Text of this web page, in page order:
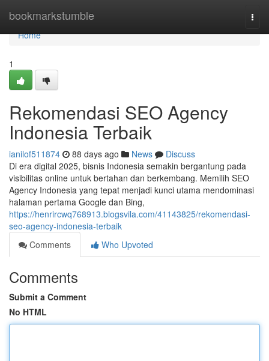
bookmarkstumble
Home
Home
1
Rekomendasi SEO Agency
Indonesia Terbaik
ianilof511874 88 days ago News
Discuss
Di era digital 2025, bisnis Indonesia semakin bergantung pada
visibilitas online untuk bertahan dan berkembang. Memilih SEO
Agency Indonesia yang tepat menjadi kunci utama mendominasi
halaman pertama Google dan Bing,
https://henrircwq768913.blogsvila.com/41143825/rekomendasi-
seo-agency-indonesia-terbaik
Comments
Who Upvoted
Comments
Submit a Comment
No HTML